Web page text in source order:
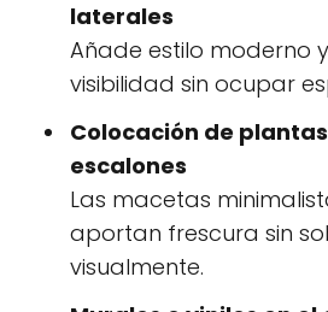
laterales
Añade estilo moderno
visibilidad sin ocupar
Colocación de
escalones
Las macetas
aportan frescura sin
visualmente.